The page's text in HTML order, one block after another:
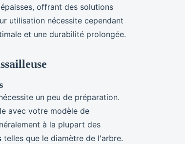
offrant des solutions
utilisation nécessite cependant
et une durabilité prolongée.
un peu de préparation.
avec votre modèle de
à la plupart des
telles que le diamètre de l'arbre.